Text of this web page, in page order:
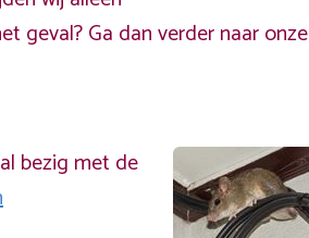
geval? Ga dan verder naar onze
bezig met de